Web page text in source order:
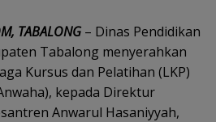
TABALONG– Dinas Pendidikan
Tabalong menyerahkan
Kursus dan Pelatihan (LKP)
kepada Direktur
Anwarul Hasaniyyah,